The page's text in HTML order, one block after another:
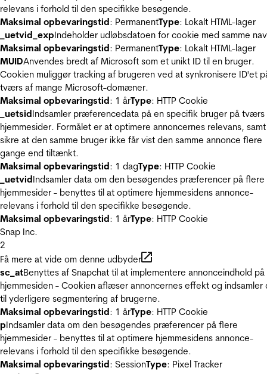
relevans i forhold til den specifikke besøgende.
Maksimal opbevaringstid: PermanentType: Lokalt HTML-lager
_uetvid_expIndeholder udløbsdatoen for cookie med samme
Maksimal opbevaringstid: PermanentType: Lokalt HTML-lager
MUIDAnvendes bredt af Microsoft som et unikt ID til en bruger.
Cookien muliggør tracking af brugeren ved at synkronisere ID'et
tværs af mange Microsoft-domæner.
Maksimal opbevaringstid: 1 årType: HTTP Cookie
_uetsidIndsamler præferencedata på en specifik bruger på tværs
hjemmesider. Formålet er at optimere annoncernes relevans, samt
sikre at den samme bruger ikke får vist den samme annonce flere
gange end tiltænkt.
Maksimal opbevaringstid: 1 dagType: HTTP Cookie
_uetvidIndsamler data om den besøgendes præferencer på flere
hjemmesider - benyttes til at optimere hjemmesidens annonce-
relevans i forhold til den specifikke besøgende.
Maksimal opbevaringstid: 1 årType: HTTP Cookie
Snap Inc.
2
Få mere at vide om denne udbyder
sc_atBenyttes af Snapchat til at implementere annonceindhold på
hjemmesiden - Cookien aflæser annoncernes effekt og indsamler
til yderligere segmentering af brugerne.
Maksimal opbevaringstid: 1 årType: HTTP Cookie
pIndsamler data om den besøgendes præferencer på flere
hjemmesider - benyttes til at optimere hjemmesidens annonce-
relevans i forhold til den specifikke besøgende.
Maksimal opbevaringstid: SessionType: Pixel Tracker